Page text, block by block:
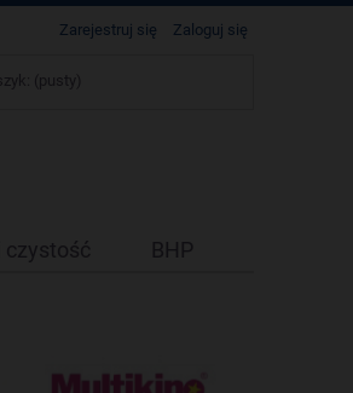
Zarejestruj się Zaloguj się
(pusty)
czystość BHP